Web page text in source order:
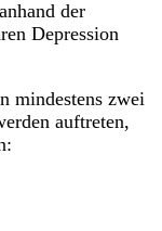
der
Depression
mindestens zwei
auftreten,